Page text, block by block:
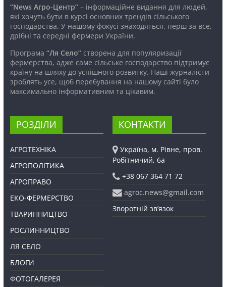
“News Агро-Центр”– інформаційне видання для людей,
які хочуть бути в курсі основних трендів сільського
господарства. У нашому фокусі знаходяться, перш за все,
дрібні та середні фермери України.
Програма “Ля Село”створена для популяризації
фермерства, адже саме сільське господарство підтримує
країну на шляху до успішного розвитку. Наші журналісти
зроблять усе, щоб перебування на нашому сайті було
максимально інформативним та цікавим.
РОЗДІЛИ
АГРОТЕХНІКА
АГРОПОЛІТИКА
АГРОПРАВО
ЕКО-ФЕРМЕРСТВО
ТВАРИННИЦТВО
РОСЛИННИЦТВО
ЛЯ СЕЛО
БЛОГИ
ФОТОГАЛЕРЕЯ
КОНТАКТИ
Україна, м. Рівне, пров.
Робітничий, 6а
+38 067 364 71 72
agroc.news@gmail.com
Зворотній зв’язок